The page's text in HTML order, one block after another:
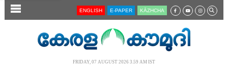
SECTIONS ENGLISH E-PAPER KĀZHCHA
FRIDAY, 07 AUGUST 2026 3.59 AM IST